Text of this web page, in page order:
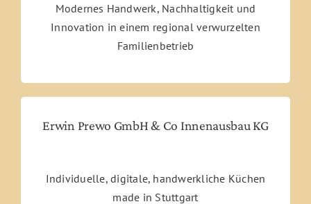
Modernes Handwerk, Nachhaltigkeit und
Innovation in einem regional verwurzelten
Familienbetrieb
Erwin Prewo GmbH & Co Innenausbau KG
Individuelle, digitale, handwerkliche Küchen
made in Stuttgart